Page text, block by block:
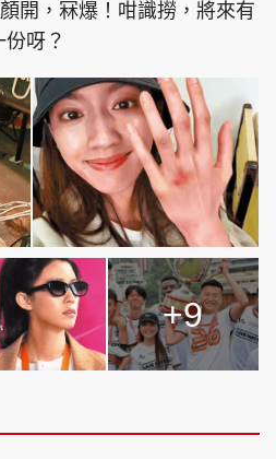
開，冧爆！咁識撈，將來有
呀？
+9